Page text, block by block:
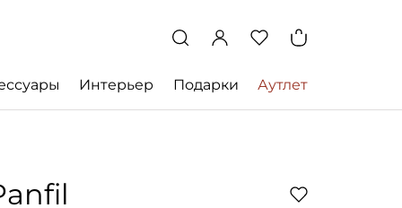
Интерьер Подарки Аутлет